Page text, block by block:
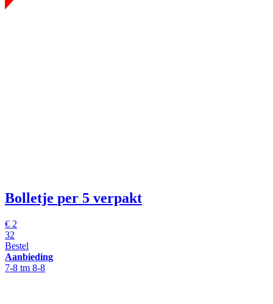
Bolletje per 5 verpakt
€ 2
32
Bestel
Aanbieding
7-8 tm 8-8